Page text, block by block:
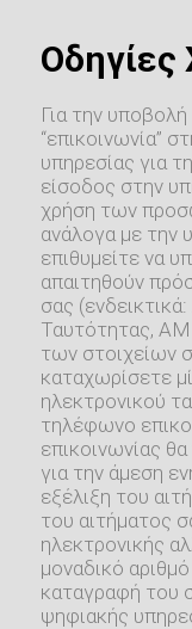
Οδηγίες
Για την
“επικοινωνία”
υπηρεσίας για
είσοδος στην
χρήση των
ανάλογα με την
επιθυμείτε να
απαιτηθούν
σας
Ταυτότητας,
των στοιχείων
καταχωρίσετε
ηλεκτρονικού
τηλέφωνο
επικοινωνίας
για την άμεση
εξέλιξη του
του αιτήματος
ηλεκτρονικής
μοναδικό
καταγραφή του
ψηφιακής